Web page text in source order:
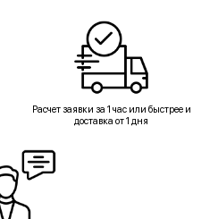
Расчет заявки за 1 час или быстрее и
доставка от 1 дня